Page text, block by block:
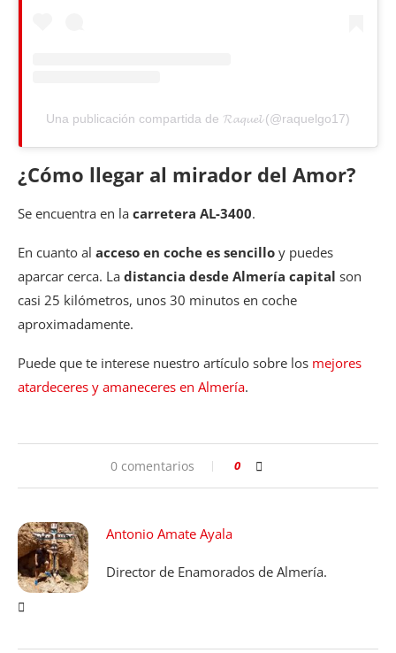
Una publicación compartida de 𝓡𝓪𝓺𝓾𝓮𝓵 (@raquelgo17)
¿Cómo llegar al mirador del Amor?
Se encuentra en la carretera AL-3400.
En cuanto al acceso en coche es sencillo y puedes
aparcar cerca. La distancia desde Almería capital son
casi 25 kilómetros, unos 30 minutos en coche
aproximadamente.
Puede que te interese nuestro artículo sobre los mejores
atardeceres y amaneceres en Almería.
0 comentarios 0
Antonio Amate Ayala
Director de Enamorados de Almería.